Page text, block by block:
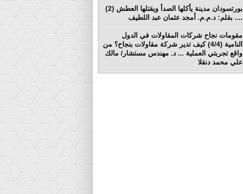
بورتسودان مدينة يأكلها الصدأ ويقتلها العطش (2)
.... بقلم: د.م.م. أمجد عثمان عبد اللطيف
مقومات نجاح شركات المقاولات في الدول
النامية (4/4) كيف تدير شركة مقاولات بنجاح؟ من
واقع تجربتي العملية ... د. مهندس مستشار/ مالك
علي محمد دنقلا